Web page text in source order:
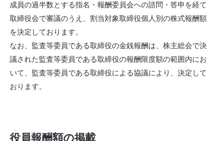
成員の過半数とする指名・報酬委員会への諮問・答申を経て
取締役会で審議のうえ、割当対象取締役個人別の株式報酬額
を決定しております。
なお、監査等委員である取締役の金銭報酬は、株主総会で決
議された監査等委員である取締役の報酬限度額の範囲内にお
いて、監査等委員である取締役による協議により、決定して
おります。
役員報酬額の掲載